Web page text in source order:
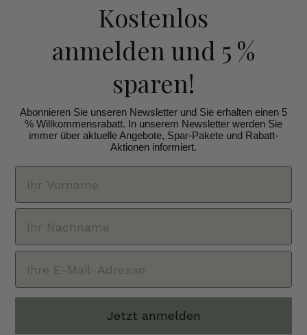
Kostenlos
anmelden und 5 %
sparen!
Abonnieren Sie unseren Newsletter und Sie erhalten einen 5
% Willkommensrabatt. In unserem Newsletter werden Sie
immer über aktuelle Angebote, Spar-Pakete und Rabatt-
Aktionen informiert.
Jetzt anmelden